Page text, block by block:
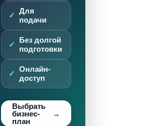
Для
подачи
Без долгой
подготовки
Онлайн-
доступ
Выбрать
бизнес-
план